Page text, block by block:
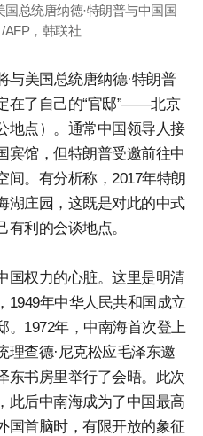
总统唐纳德·特朗普与中国国
AFP，韩联社
与美国总统唐纳德·特朗普
在了自己的“官邸”——北京
地点）。通常中国领导人接
宾馆，但特朗普受邀前往中
间。有分析称，2017年特朗
湖庄园，这既是对此的中式
利的会谈地点。
国权力的心脏。这里是明清
1949年中华人民共和国成立
。1972年，中南海首次登上
理查德·尼克松应毛泽东邀
东书房里举行了会晤。此次
此后中南海成为了中国最高
国首脑时，有限开放的象征